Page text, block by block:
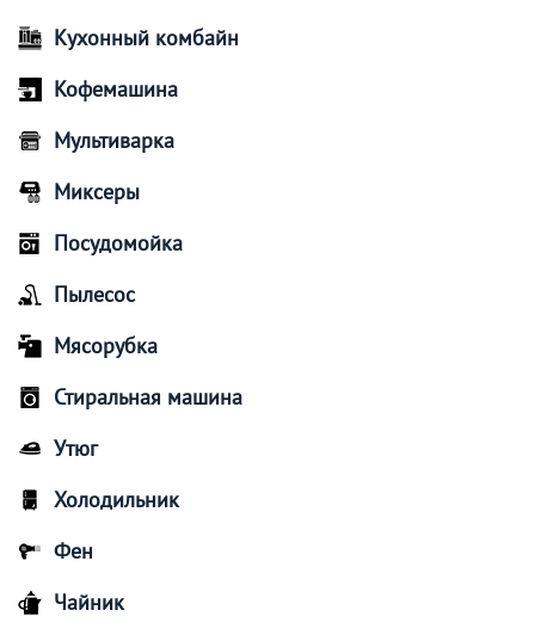
Кухонный комбайн
Кофемашина
Мультиварка
Миксеры
Посудомойка
Пылесос
Мясорубка
Стиральная машина
Утюг
Холодильник
Фен
Чайник